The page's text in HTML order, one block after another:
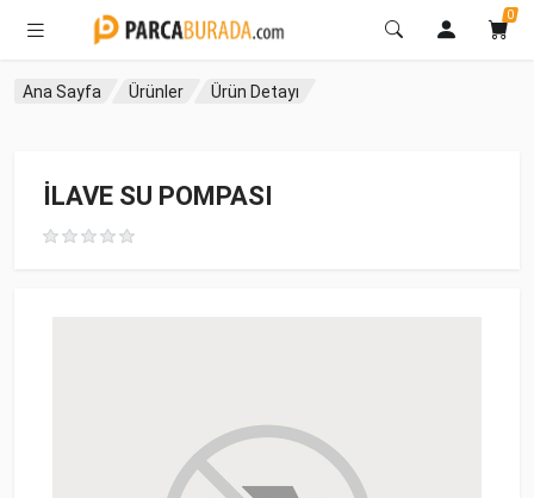
0
Ana Sayfa Ürünler Ürün Detayı
İLAVE SU POMPASI